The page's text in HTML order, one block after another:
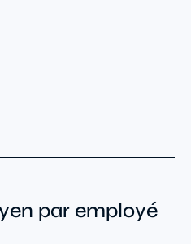
par employé